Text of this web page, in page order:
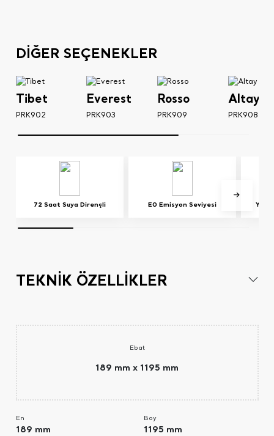
DİĞER SEÇENEKLER
Tibet
PRK902
Everest
PRK903
Rosso
PRK909
Altay
PRK908
72 Saat Suya Dirençli E0 Emisyon Seviyesi
TEKNİK ÖZELLİKLER
Ebat
189 mm x 1195 mm
En
189 mm
Boy
1195 mm